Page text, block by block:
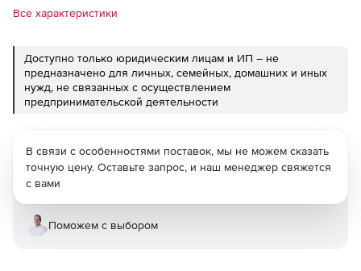
Все характеристики
Доступно только юридическим лицам и ИП – не
предназначено для личных, семейных, домашних и иных
нужд, не связанных с осуществлением
предпринимательской деятельности
В связи с особенностями поставок, мы не можем сказать
точную цену. Оставьте запрос, и наш менеджер свяжется
с вами
Поможем с выбором